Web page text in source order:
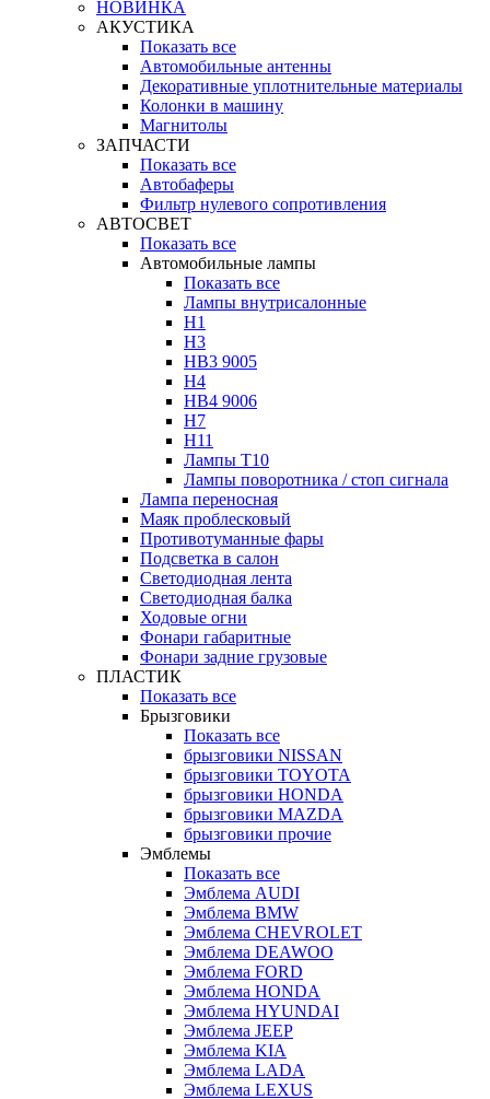
НОВИНКА
АКУСТИКА
Показать все
Автомобильные антенны
Декоративные уплотнительные материалы
Колонки в машину
Магнитолы
ЗАПЧАСТИ
Показать все
Автобаферы
Фильтр нулевого сопротивления
АВТОСВЕТ
Показать все
Автомобильные лампы
Показать все
Лампы внутрисалонные
H1
H3
HB3 9005
H4
HB4 9006
H7
H11
Лампы Т10
Лампы поворотника / стоп сигнала
Лампа переносная
Маяк проблесковый
Противотуманные фары
Подсветка в салон
Светодиодная лента
Светодиодная балка
Ходовые огни
Фонари габаритные
Фонари задние грузовые
ПЛАСТИК
Показать все
Брызговики
Показать все
брызговики NISSAN
брызговики TOYOTA
брызговики HONDA
брызговики MAZDA
брызговики прочие
Эмблемы
Показать все
Эмблема AUDI
Эмблема BMW
Эмблема CHEVROLET
Эмблема DEAWOO
Эмблема FORD
Эмблема HONDA
Эмблема HYUNDAI
Эмблема JEEP
Эмблема KIA
Эмблема LADA
Эмблема LEXUS